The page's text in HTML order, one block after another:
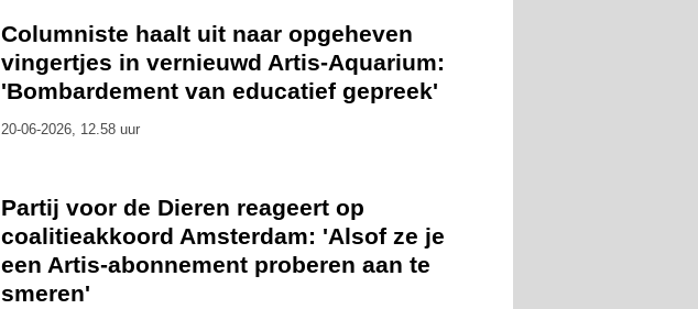
Columniste haalt uit naar opgeheven
vingertjes in vernieuwd Artis-Aquarium:
'Bombardement van educatief gepreek'
20-06-2026, 12.58 uur
Partij voor de Dieren reageert op
coalitieakkoord Amsterdam: 'Alsof ze je
een Artis-abonnement proberen aan te
smeren'